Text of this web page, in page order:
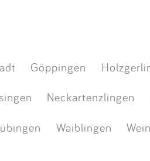
Göppingen
Neckartenzlingen
Waiblingen